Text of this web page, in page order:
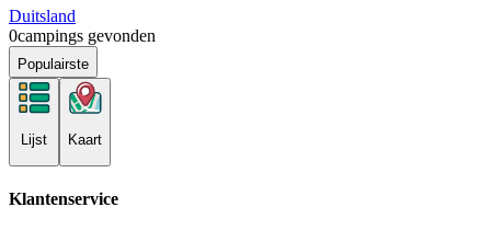
Duitsland
0campings gevonden
Populairste
Lijst Kaart
Klantenservice